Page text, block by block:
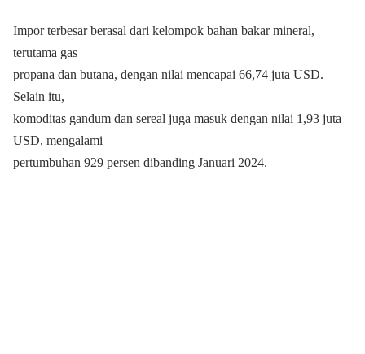
Impor terbesar berasal dari kelompok bahan bakar mineral,
terutama gas
propana dan butana, dengan nilai mencapai 66,74 juta USD.
Selain itu,
komoditas gandum dan sereal juga masuk dengan nilai 1,93 juta
USD, mengalami
pertumbuhan 929 persen dibanding Januari 2024.